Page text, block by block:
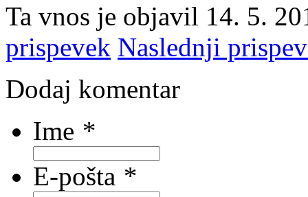
Ta vnos je objavil 14. 5.
prispevek Naslednji
Dodaj komentar
Ime *
E-pošta *